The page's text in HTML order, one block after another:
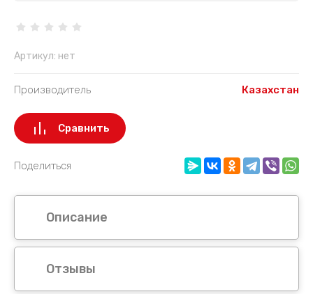
Артикул: нет
Производитель Казахстан
Сравнить
Поделиться
Описание
Отзывы